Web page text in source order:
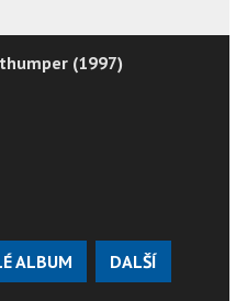
(1997)
ALBUM DALŠÍ